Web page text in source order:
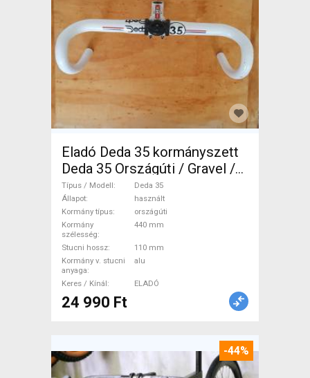
Eladó Deda 35 kormányszett
Deda 35 Országúti / Gravel /
Triatlon Alkatrész, Országúti
Kormány / Stucni / Bandázs
használt ELADÓ
Típus / Modell
Deda 35
Állapot
használt
Kormány típus
országúti
Kormány
szélesség
440 mm
Stucni hossz
110 mm
Kormány v. stucni
anyaga
alu
Keres / Kínál ELADÓ
24 990 Ft
-44%